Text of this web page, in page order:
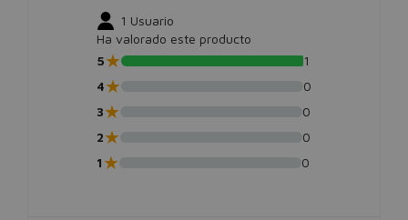
1 Usuario
Ha valorado este producto
5★
1
4★
0
3★
0
2★
0
1★ 0